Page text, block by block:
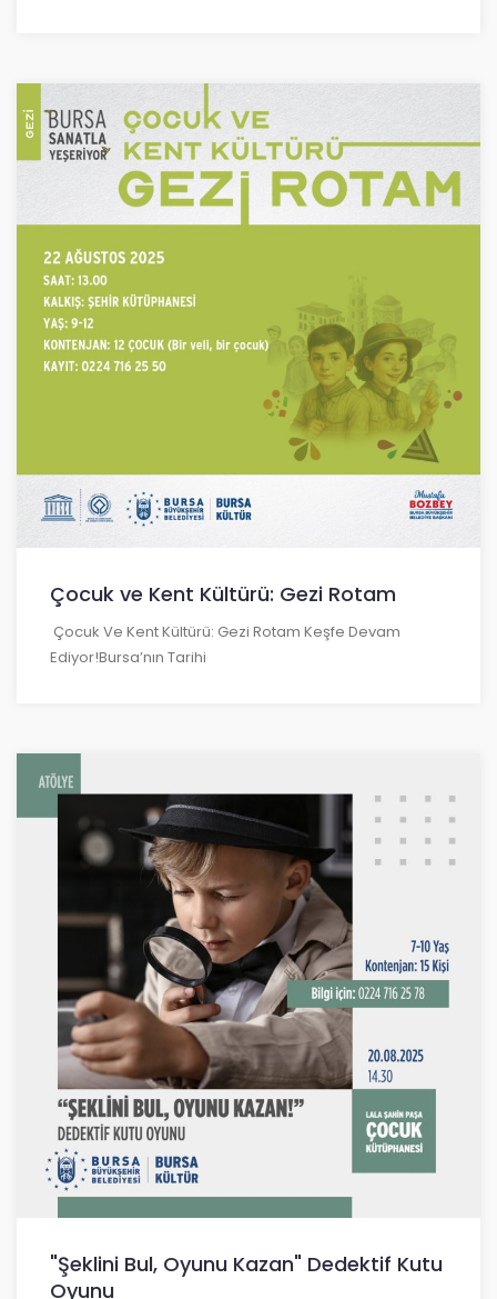
Çocuk ve Kent Kültürü: Gezi Rotam
Çocuk Ve Kent Kültürü: Gezi Rotam Keşfe Devam
Ediyor!Bursa’nın Tarihi
"Şeklini Bul, Oyunu Kazan" Dedektif Kutu
Oyunu